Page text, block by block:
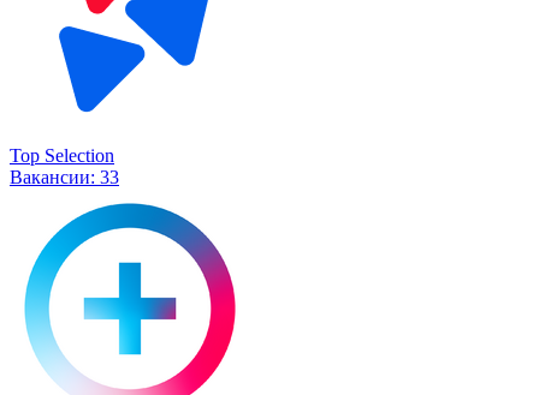
Top Selection
Вакансии: 33